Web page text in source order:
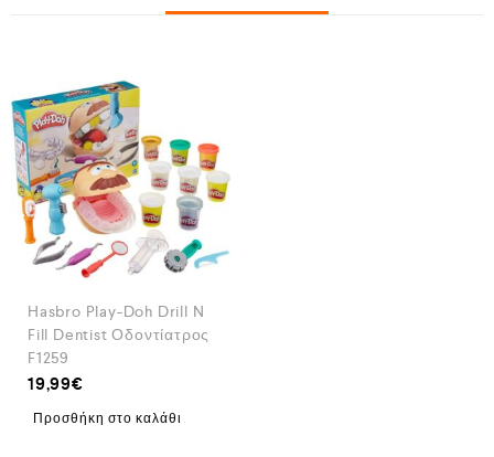
Hasbro Play-Doh Drill N
Fill Dentist Οδοντίατρος
F1259
19,99€
Προσθήκη στο καλάθι